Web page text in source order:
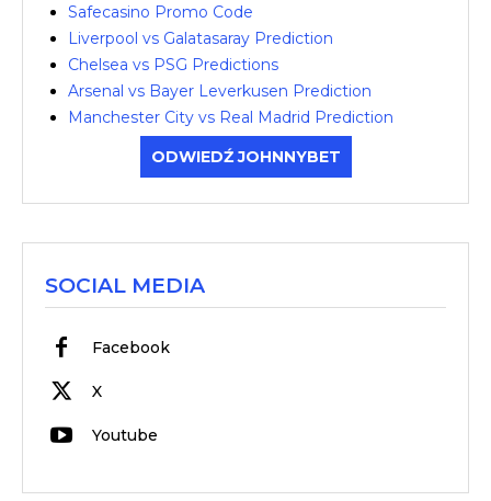
Safecasino Promo Code
Liverpool vs Galatasaray Prediction
Chelsea vs PSG Predictions
Arsenal vs Bayer Leverkusen Prediction
Manchester City vs Real Madrid Prediction
ODWIEDŹ JOHNNYBET
SOCIAL MEDIA
Facebook
X
Youtube